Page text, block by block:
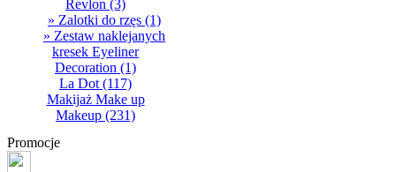
Revlon (3)
» Zalotki do rzęs (1)
» Zestaw naklejanych
kresek Eyeliner
Decoration (1)
La Dot (117)
Makijaż Make up
Makeup (231)
Promocje